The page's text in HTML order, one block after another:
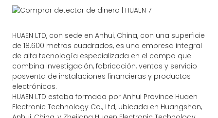
HUAEN LTD, con sede en Anhui, China, con una superficie
de 18.600 metros cuadrados, es una empresa integral
de alta tecnología especializada en el campo que
combina investigación, fabricación, ventas y servicio
posventa de instalaciones financieras y productos
electrónicos.
HUAEN LTD estaba formada por Anhui Province Huaen
Electronic Technology Co., Ltd, ubicada en Huangshan,